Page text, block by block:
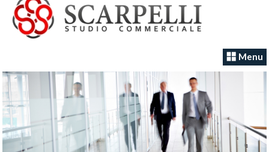
Menu